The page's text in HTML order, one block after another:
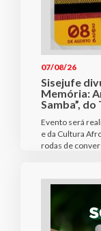
07/08/26
Sisejufe
Memória:
Samba”, do
Evento será
e da Cultura
rodas de